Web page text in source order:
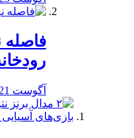
️فاصله
آگوست 21, 2019